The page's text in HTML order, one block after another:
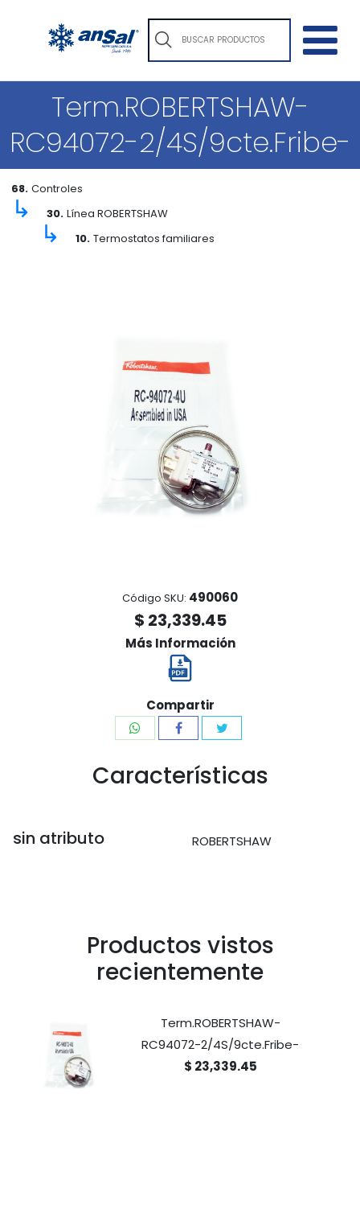
Term.ROBERTSHAW-
RC94072-2/4S/9cte.Fribe-
68. Controles
↳ 30. Línea ROBERTSHAW
↳ 10. Termostatos familiares
Código SKU: 490060
$ 23,339.45
Más Información
Compartir
Características
sin atributo ROBERTSHAW
Productos vistos
recientemente
Term.ROBERTSHAW-
RC94072-2/4S/9cte.Fribe-
$ 23,339.45